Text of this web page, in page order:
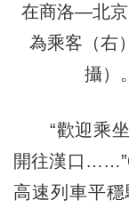
在商洛—北京
為乘客（右
攝）
“歡迎乘坐
開往漢口
高速列車平